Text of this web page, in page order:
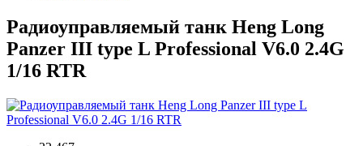
Радиоуправляемый танк Heng Long
Panzer III type L Professional V6.0 2.4G
1/16 RTR